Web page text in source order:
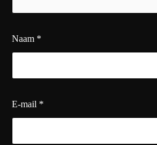
Naam *
E-mail *